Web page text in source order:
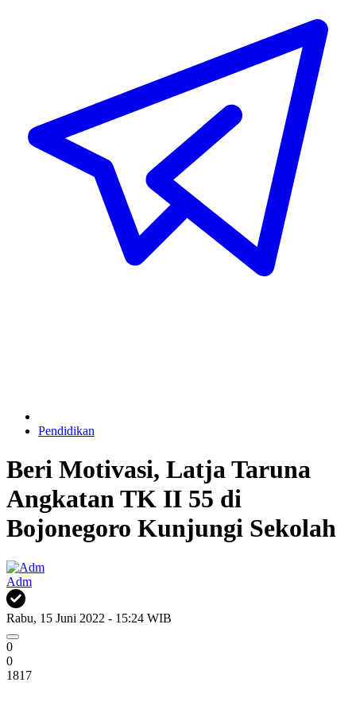
Pendidikan
Beri Motivasi, Latja Taruna
Angkatan TK II 55 di
Bojonegoro Kunjungi Sekolah
Adm
Rabu, 15 Juni 2022 - 15:24 WIB
0
0
1817